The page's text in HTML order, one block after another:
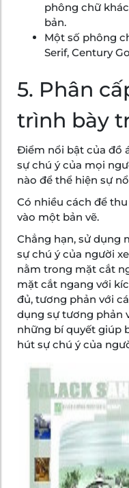
phông chữ
bản.
Một số phông
Serif, Century
5. Phân
trình bày
Điểm nổi bật của đồ
sự chú ý của mọi
nào để thể hiện sự
Có nhiều cách để
vào một bản vẽ.
Chẳng hạn, sử dụng
sự chú ý của người
nằm trong mặt cắt
mặt cắt ngang với
đủ, tương phản với
dụng sự tương phản
những bí quyết giúp
hút sự chú ý của